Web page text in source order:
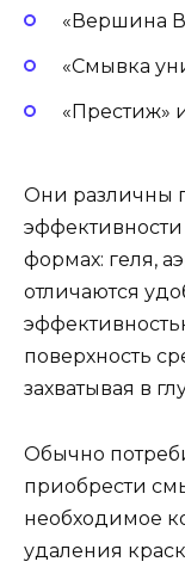
«Вершина
«Смывка
«Престиж»
Они различны
формах: геля,
отличаются
поверхность
захватывая в
Обычно
приобрести
необходимое
удаления